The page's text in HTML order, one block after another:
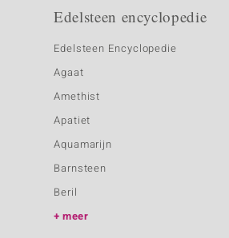
Edelsteen encyclopedie
Edelsteen Encyclopedie
Agaat
Amethist
Apatiet
Aquamarijn
Barnsteen
Beril
meer